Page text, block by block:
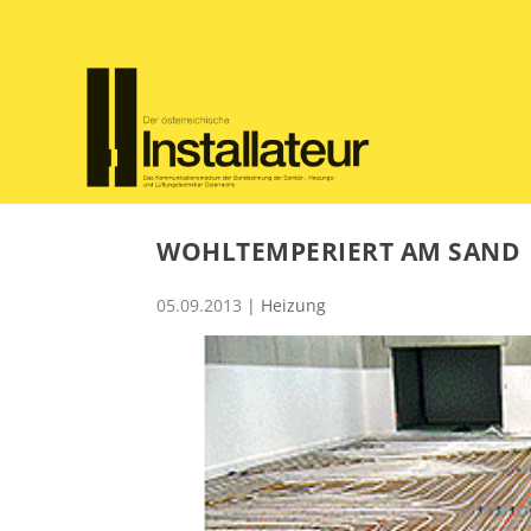
WOHLTEMPERIERT AM SAND
05.09.2013 | Heizung